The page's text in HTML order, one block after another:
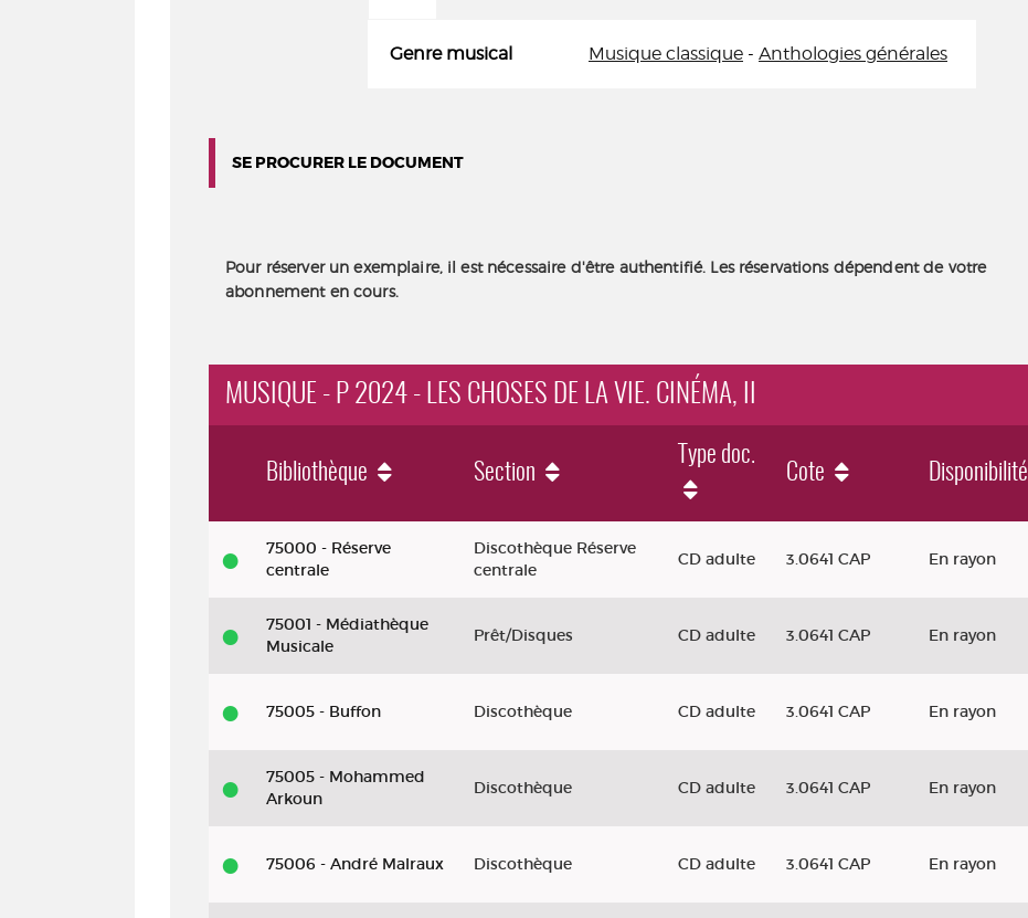
Genre musical Musique classique - Anthologies générales
SE PROCURER LE DOCUMENT
Pour réserver un exemplaire, il est nécessaire d'être authentifié. Les réservations dépendent de votre
abonnement en cours.
MUSIQUE - P 2024 - LES CHOSES DE LA VIE. CINÉMA, II
Musique
2024
Les
de
Cinéma,
Bibliothèque Section
Type doc.
Cote Disponibilité
75000 - Réserve
centrale
Discothèque Réserve
centrale
CD adulte 3.0641 CAP En rayon
75001 - Médiathèque
Musicale
Prêt/Disques CD adulte 3.0641 CAP En rayon
75005 - Buffon Discothèque CD adulte 3.0641 CAP En rayon
75005 - Mohammed
Arkoun
Discothèque CD adulte 3.0641 CAP En rayon
75006 - André Malraux Discothèque CD adulte 3.0641 CAP En rayon